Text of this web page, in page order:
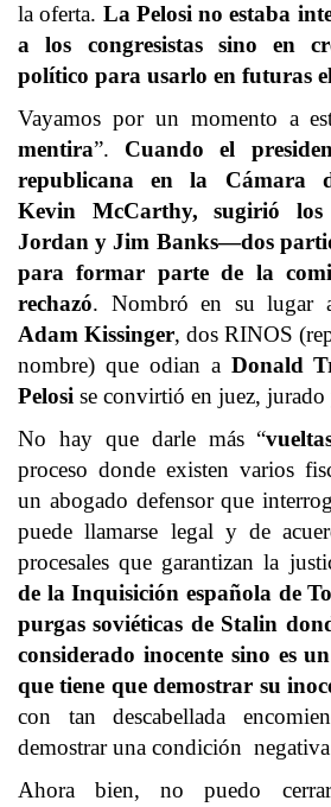
la oferta. La Pelosi no estaba
a los congresistas sino en
político para usarlo en futuras
Vayamos por un momento a
mentira”. Cuando el
republicana en la Cámara
Kevin McCarthy, sugirió
Jordan y Jim Banks—dos
para formar parte de la
rechazó. Nombró en su
Adam Kissinger, dos RINOS
nombre) que odian a Donald
Pelosi se convirtió en juez,
No hay que darle más “
proceso donde existen varios
un abogado defensor que
puede llamarse legal y de
procesales que garantizan la
de la Inquisición española de
purgas soviéticas de Stalin
considerado inocente sino es
que tiene que demostrar su
con tan descabellada
demostrar una condición
Ahora bien, no puedo